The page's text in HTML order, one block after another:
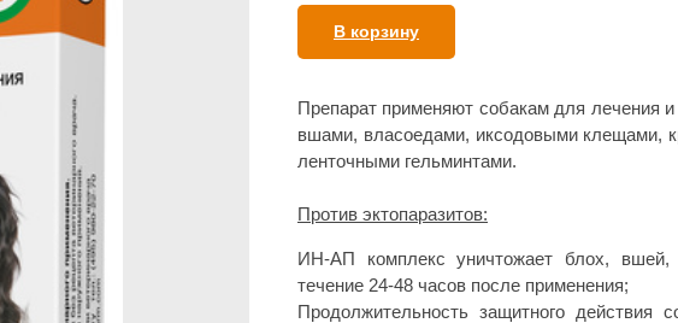
В корзину
Препарат применяют собакам для лечения
вшами, власоедами, иксодовыми клещами,
ленточными гельминтами.
Против эктопаразитов:
ИН-АП комплекс уничтожает блох,
течение 24-48 часов после применения;
Продолжительность защитного действия